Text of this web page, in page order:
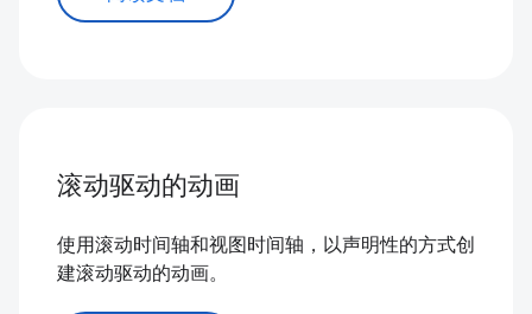
滚动驱动的动画
使用滚动时间轴和视图时间轴，以声明性的方式创
建滚动驱动的动画。